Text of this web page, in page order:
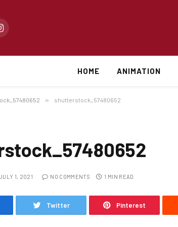
HOME ANIMATION
» shutterstock_57480652
JULY 1, 2021 NO COMMENTS 1 MIN READ
Twitter Pinterest